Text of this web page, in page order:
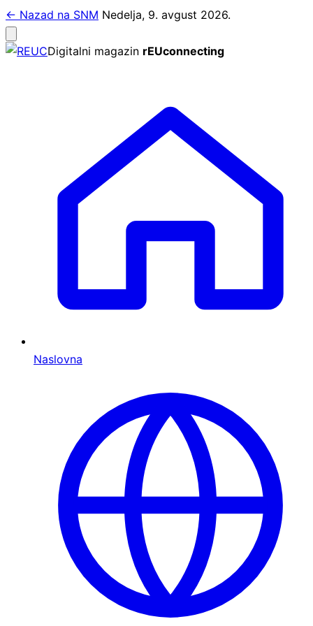
Pređi
na
sadržaj
← Nazad na SNM Nedelja, 9. avgust 2026.
meni
Digitalni magazin rEUconnecting
Naslovna